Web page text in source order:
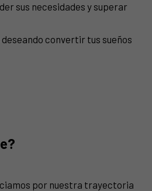
sus necesidades y superar
deseando convertir tus sueños
por nuestra trayectoria